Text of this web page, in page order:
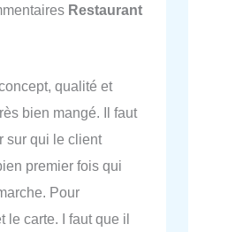
Restaurant
qualité et
bien mangé. Il faut
sur qui le client
premier fois qui
Pour
le carte. I faut que il